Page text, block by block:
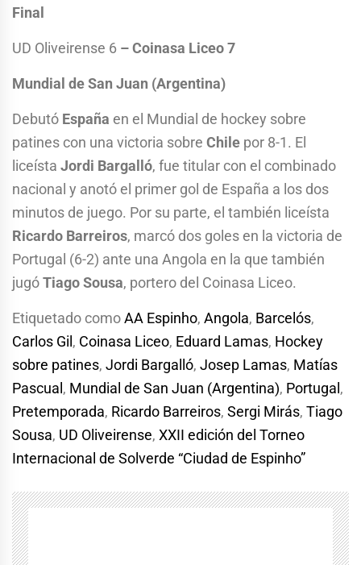
Final
UD Oliveirense 6 –Coinasa Liceo7
Mundial de San Juan (Argentina)
Debutó España en el Mundial de hockey sobre
patines con una victoria sobre Chile por 8-1. El
liceísta Jordi Bargalló, fue titular con el combinado
nacional y anotó el primer gol de España a los dos
minutos de juego. Por su parte, el también liceísta
Ricardo Barreiros, marcó dos goles en la victoria de
Portugal (6-2) ante una Angola en la que también
jugóTiago Sousa, portero del Coinasa Liceo.
Etiquetado comoAA Espinho, Angola, Barcelós,
Carlos Gil , Coinasa Liceo, Eduard Lamas, Hockey
sobre patines, Jordi Bargalló, Josep Lamas, Matías
Pascual , Mundial de San Juan (Argentina), Portugal ,
Pretemporada, Ricardo Barreiros, Sergi Mirás, Tiago
Sousa, UD Oliveirense, XXII edición del Torneo
Internacional de Solverde “Ciudad de Espinho”